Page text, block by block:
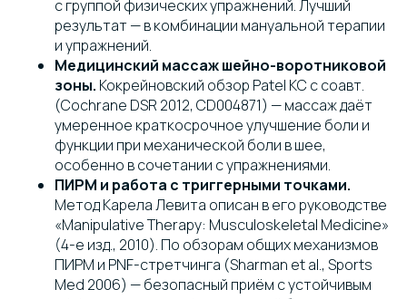
с группой физических упражнений. Лучший
результат — в комбинации мануальной терапии
и упражнений.
Медицинский массаж шейно-воротниковой
зоны. Кокрейновский обзор Patel KC с соавт.
(Cochrane DSR 2012, CD004871) — массаж даёт
умеренное краткосрочное улучшение боли и
функции при механической боли в шее,
особенно в сочетании с упражнениями.
ПИРМ и работа с триггерными точками.
Метод Карела Левита описан в его руководстве
«Manipulative Therapy: Musculoskeletal Medicine»
(4-е изд., 2010). По обзорам общих механизмов
ПИРМ и PNF-стретчинга (Sharman et al., Sports
Med 2006) — безопасный приём с устойчивым